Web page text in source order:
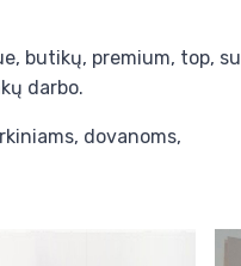
butikų, premium, top, su
darbo.
dovanoms,